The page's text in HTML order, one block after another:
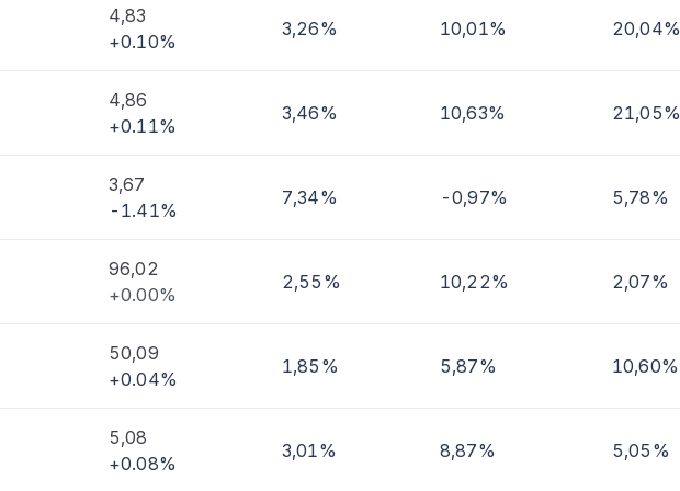
4,83
+0.10%
3,26% 10,01% 20,04%
4,86
+0.11%
3,46% 10,63% 21,05%
3,67
-1.41%
7,34% -0,97% 5,78%
96,02
+0.00%
2,55% 10,22% 2,07%
50,09
+0.04%
1,85% 5,87% 10,60%
5,08
+0.08%
3,01% 8,87% 5,05%